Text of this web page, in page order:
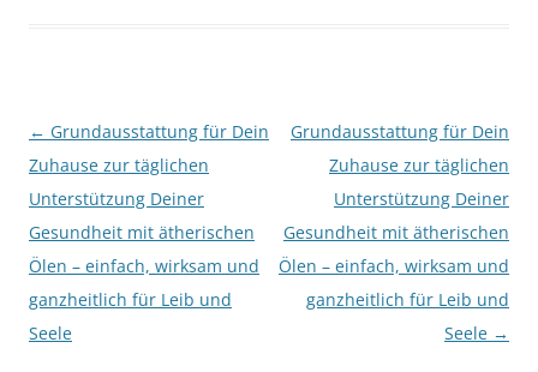
Beitragsnavigation
← Grundausstattung für Dein
Zuhause zur täglichen
Unterstützung Deiner
Gesundheit mit ätherischen
Ölen – einfach, wirksam und
ganzheitlich für Leib und
Seele
Grundausstattung für Dein
Zuhause zur täglichen
Unterstützung Deiner
Gesundheit mit ätherischen
Ölen – einfach, wirksam und
ganzheitlich für Leib und
Seele →